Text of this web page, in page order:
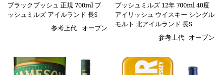
ブラックブッシュ 正規 700ml ブ
ッシュミルズ アイルランド 長S
参考上代
オープン
ブッシュミルズ 12年 700ml 40度
アイリッシュ ウイスキー シングル
モルト 北アイルランド 長S
参考上代 オープン